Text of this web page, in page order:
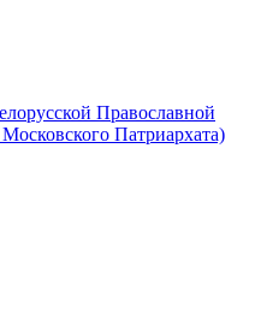
Православной
Патриархата)